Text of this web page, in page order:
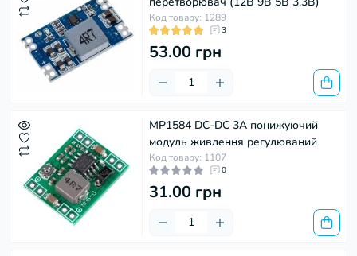
Код товару: 1289
3
53.00 грн
MP1584 DC-DC 3A понижуючий
модуль живлення регулюваний
Код товару: 1107
0
31.00 грн